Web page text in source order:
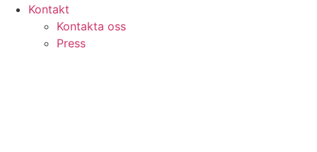
Kontakt
Kontakta oss
Press